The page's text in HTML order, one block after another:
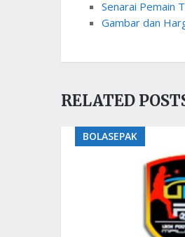
Senarai Pemain
Gambar dan
RELATED
BOLASEPAK